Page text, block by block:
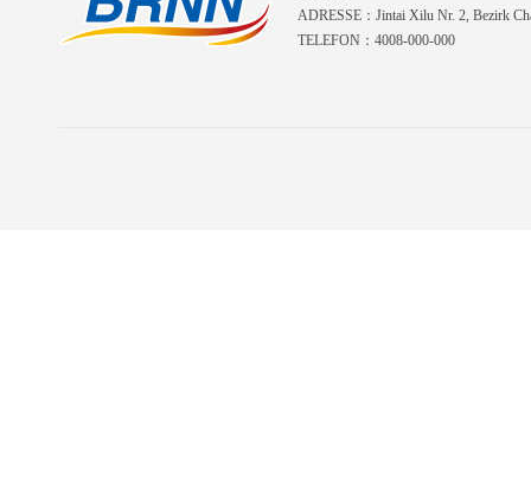
ADRESSE：Jintai Xilu Nr. 2, Bezirk
TELEFON：4008-000-000